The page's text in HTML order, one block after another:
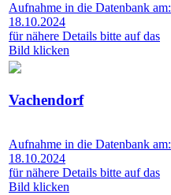
Aufnahme in die Datenbank am:
18.10.2024
für nähere Details bitte auf das
Bild klicken
Vachendorf
Aufnahme in die Datenbank am:
18.10.2024
für nähere Details bitte auf das
Bild klicken